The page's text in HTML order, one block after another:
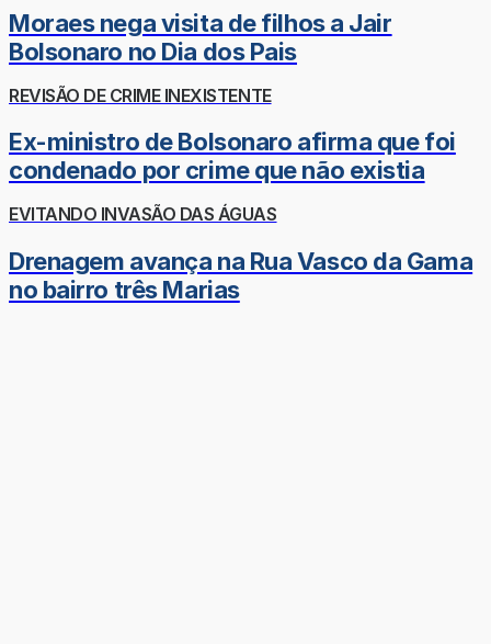
Moraes nega visita de filhos a Jair
Bolsonaro no Dia dos Pais
REVISÃO DE CRIME INEXISTENTE
Ex-ministro de Bolsonaro afirma que foi
condenado por crime que não existia
EVITANDO INVASÃO DAS ÁGUAS
Drenagem avança na Rua Vasco da Gama
no bairro três Marias